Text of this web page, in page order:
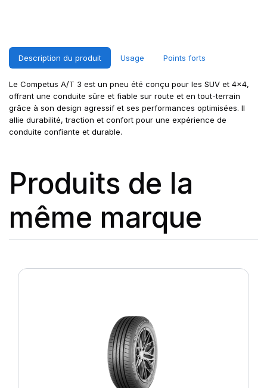
Description du produit Usage Points forts
Le Competus A/T 3 est un pneu été conçu pour les SUV et 4x4,
offrant une conduite sûre et fiable sur route et en tout-terrain
grâce à son design agressif et ses performances optimisées. Il
allie durabilité, traction et confort pour une expérience de
conduite confiante et durable.
Produits de la
même marque